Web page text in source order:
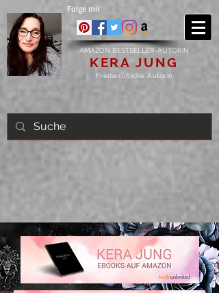
- AMAZON BESTSELLER-AUTORIN -
KERA JUNG
Freiberufliche Autorin
Folge mir